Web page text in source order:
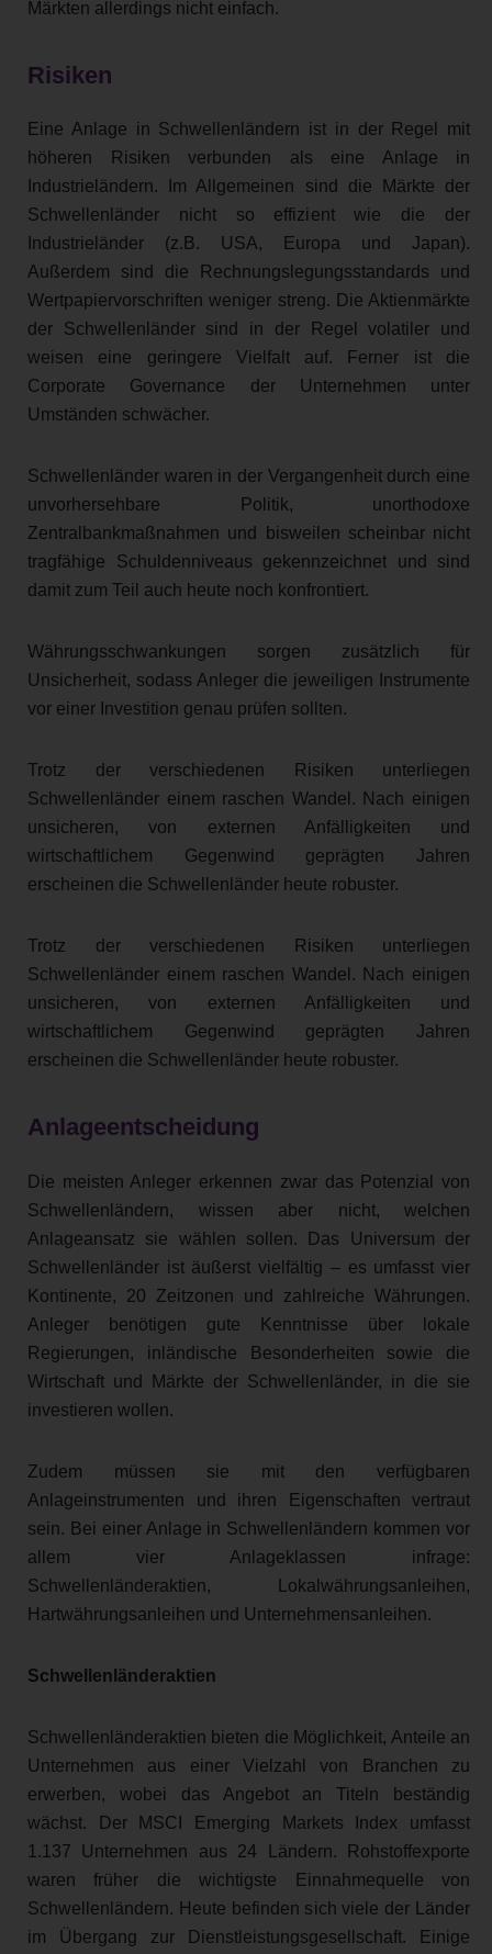
Märkten allerdings nicht einfach.
Risiken
Eine Anlage in Schwellenländern ist in der Regel mit
höheren Risiken verbunden als eine Anlage in
Industrieländern. Im Allgemeinen sind die Märkte der
Schwellenländer nicht so effizient wie die der
Industrieländer (z.B. USA, Europa und Japan).
Außerdem sind die Rechnungslegungsstandards und
Wertpapiervorschriften weniger streng. Die Aktienmärkte
der Schwellenländer sind in der Regel volatiler und
weisen eine geringere Vielfalt auf. Ferner ist die
Corporate Governance der Unternehmen unter
Umständen schwächer.
Schwellenländer waren in der Vergangenheit durch eine
unvorhersehbare Politik, unorthodoxe
Zentralbankmaßnahmen und bisweilen scheinbar nicht
tragfähige Schuldenniveaus gekennzeichnet und sind
damit zum Teil auch heute noch konfrontiert.
Währungsschwankungen sorgen zusätzlich für
Unsicherheit, sodass Anleger die jeweiligen Instrumente
vor einer Investition genau prüfen sollten.
Trotz der verschiedenen Risiken unterliegen
Schwellenländer einem raschen Wandel. Nach einigen
unsicheren, von externen Anfälligkeiten und
wirtschaftlichem Gegenwind geprägten Jahren
erscheinen die Schwellenländer heute robuster.
Trotz der verschiedenen Risiken unterliegen
Schwellenländer einem raschen Wandel. Nach einigen
unsicheren, von externen Anfälligkeiten und
wirtschaftlichem Gegenwind geprägten Jahren
erscheinen die Schwellenländer heute robuster.
Anlageentscheidung
Die meisten Anleger erkennen zwar das Potenzial von
Schwellenländern, wissen aber nicht, welchen
Anlageansatz sie wählen sollen. Das Universum der
Schwellenländer ist äußerst vielfältig – es umfasst vier
Kontinente, 20 Zeitzonen und zahlreiche Währungen.
Anleger benötigen gute Kenntnisse über lokale
Regierungen, inländische Besonderheiten sowie die
Wirtschaft und Märkte der Schwellenländer, in die sie
investieren wollen.
Zudem müssen sie mit den verfügbaren
Anlageinstrumenten und ihren Eigenschaften vertraut
sein. Bei einer Anlage in Schwellenländern kommen vor
allem vier Anlageklassen infrage:
Schwellenländeraktien, Lokalwährungsanleihen,
Hartwährungsanleihen und Unternehmensanleihen.
Schwellenländeraktien
Schwellenländeraktien bieten die Möglichkeit, Anteile an
Unternehmen aus einer Vielzahl von Branchen zu
erwerben, wobei das Angebot an Titeln beständig
wächst. Der MSCI Emerging Markets Index umfasst
1.137 Unternehmen aus 24 Ländern. Rohstoffexporte
waren früher die wichtigste Einnahmequelle von
Schwellenländern. Heute befinden sich viele der Länder
im Übergang zur Dienstleistungsgesellschaft. Einige